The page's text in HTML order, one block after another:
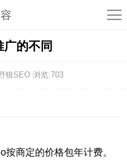
的不同
狼SEO 浏览:703
商定的价格包年计费。